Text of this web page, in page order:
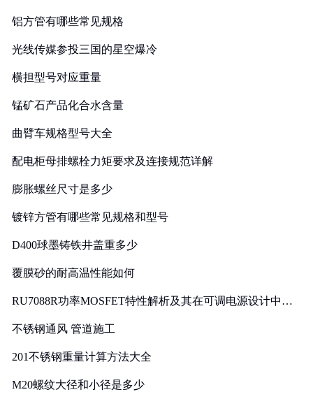
铝方管有哪些常见规格
光线传媒参投三国的星空爆冷
横担型号对应重量
锰矿石产品化合水含量
曲臂车规格型号大全
配电柜母排螺栓力矩要求及连接规范详解
膨胀螺丝尺寸是多少
镀锌方管有哪些常见规格和型号
D400球墨铸铁井盖重多少
覆膜砂的耐高温性能如何
RU7088R功率MOSFET特性解析及其在可调电源设计中的
不锈钢通风 管道施工
201不锈钢重量计算方法大全
M20螺纹大径和小径是多少